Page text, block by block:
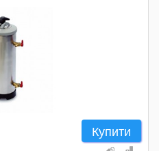
Купити